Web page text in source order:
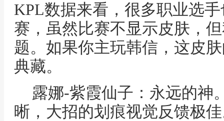
KPL数据来看，很多职业选
赛，虽然比赛不显示皮肤，
题。如果你主玩韩信，这皮
典藏。
露娜-紫霞仙子：永远的神
晰，大招的划痕视觉反馈极